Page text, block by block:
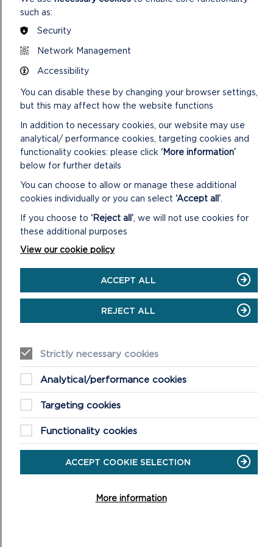
ADRODDIAD CWMPASU’R ARFARNIAD O
Mae Adroddiad Cwmpasu’r Arfarniad o Gynaliadwyedd
yn gosod y materion arfarnu cynaliadwyedd a’r
amcanion/meini prawf y bydd strategaethau, polisï...
DARLLENWCH FWY
ADRODDIAD
CWMPASU’R
ARFARNIAD
GYNALIADWYEDD
CAMAU’R CYNLLUN DATBLYGU LLEOL
(DISODLI)
Dyma’r camau wrth baratoi Cynllun Datblygu Lleol i
ddisodli’r hen un.
DARLLENWCH FWYON
DATBLYGU
such as:
Security
Network Management
Accessibility
You can disable these by changing your browser settings,
but this may affect how the website functions
In addition to necessary cookies, our website may use
analytical/ performance cookies, targeting cookies and
functionality cookies: please click ‘More information’
below for further details
You can choose to allow or manage these additional
cookies individually or you can select ‘Accept all’
If you choose to ‘Reject all’ , we will not use cookies for
these additional purposes
View our cookie policy
ACCEPT ALL
REJECT ALL
Strictly necessary cookies
Analytical/performance cookies
Targeting cookies
Functionality cookies
ACCEPT COOKIE SELECTION
More information